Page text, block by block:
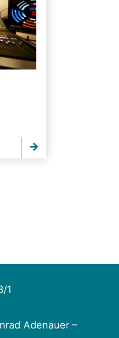
1
Adenauer –